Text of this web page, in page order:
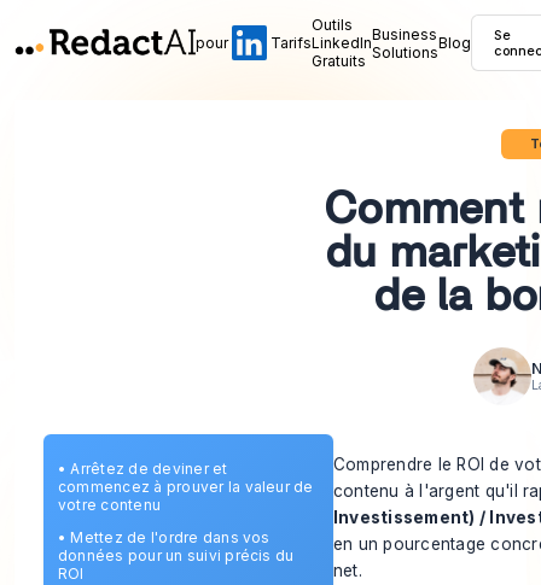
pour Tarifs
Outils
LinkedIn
Gratuits
Business
SolutionsBlog
Se
Comment
du
de la
•Arrêtez de deviner et
commencez à prouver la valeur de
votre contenu
• Mettez de l'ordre dans vos
données pour un suivi précis du
ROI
Comprendre le ROI de
contenu à l'argent qu'il
Investissement) /
en un pourcentage
net.